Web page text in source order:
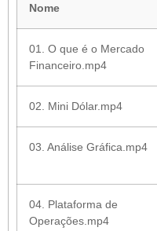
Nome
01. O que é o Mercado
Financeiro.mp4
02. Mini Dólar.mp4
03. Análise Gráfica.mp4
04. Plataforma de
Operações.mp4